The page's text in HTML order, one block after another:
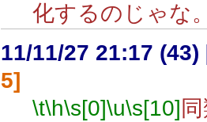
化するのじゃな
11/11/27 21:17 (43)
5]
\t\h\s[0]\u\s[10]